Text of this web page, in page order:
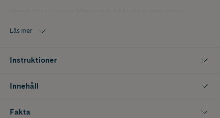
förutsättningar att återhämta sig efter träningspasset.
Läs mer
Instruktioner
Innehåll
Fakta